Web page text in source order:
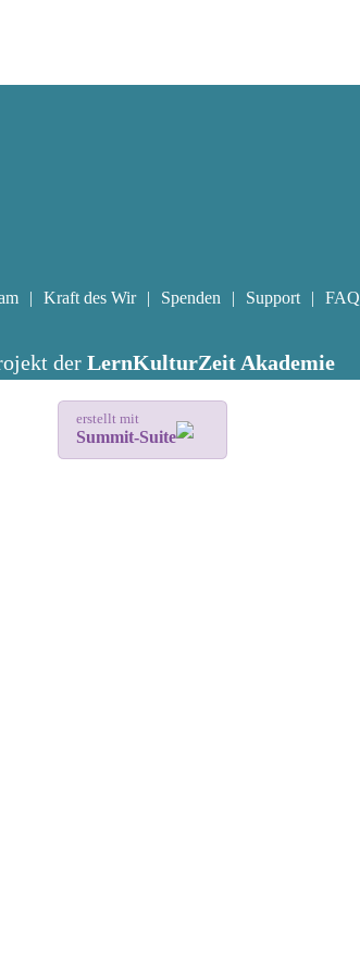
Kraft des Wir Spenden Support FAQ
der LernKulturZeit Akademie
erstellt mit
Summit-Suite